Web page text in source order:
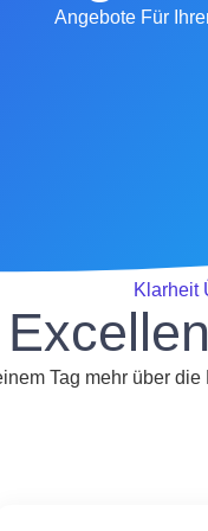
Angebote Für
Klarheit
Tag mehr über